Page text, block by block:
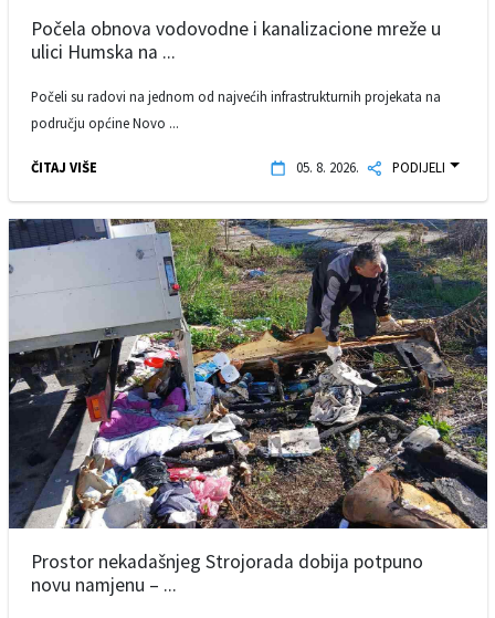
Počela obnova vodovodne i kanalizacione mreže u
ulici Humska na ...
Počeli su radovi na jednom od najvećih infrastrukturnih projekata na
području općine Novo ...
ČITAJ VIŠE 05. 8. 2026. PODIJELI
Prostor nekadašnjeg Strojorada dobija potpuno
novu namjenu – ...